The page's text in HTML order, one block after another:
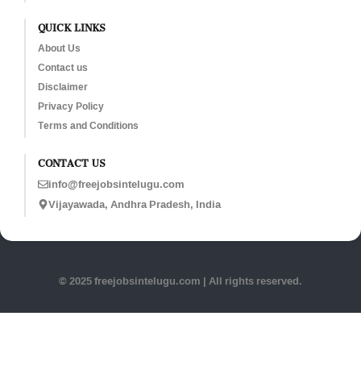
QUICK LINKS
About Us
Contact us
Disclaimer
Privacy Policy
Terms and Conditions
CONTACT US
info@freejobsintelugu.com
Vijayawada, Andhra Pradesh, India
© 2025 freejobsintelugu.com | All rights reserved.